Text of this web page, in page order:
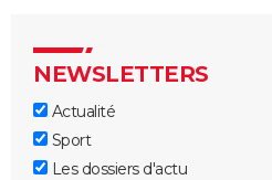
NEWSLETTERS
Actualité
Sport
Les dossiers d'actu